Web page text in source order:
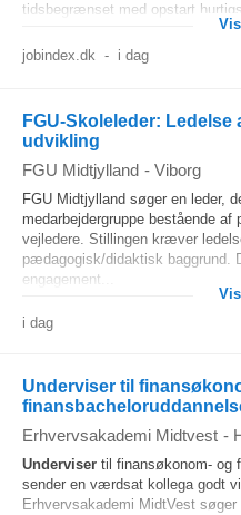
tidsbegrænset med opstart
jobindex.dk - i dag
FGU-Skoleleder:
udvikling
FGU Midtjylland - Viborg
FGU Midtjylland søger en leder,
medarbejdergruppe bestående
vejledere. Stillingen kræver
pædagogisk/didaktisk baggrund.
engagement...
i dag
Underviser til
Erhvervsakademi Midtvest -
Underviser til finansøkonom- og
sender en værdsat kollega godt
Erhvervsakademi MidtVest søger